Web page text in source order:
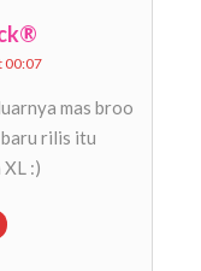
00:07
mas broo
rilis itu
:)